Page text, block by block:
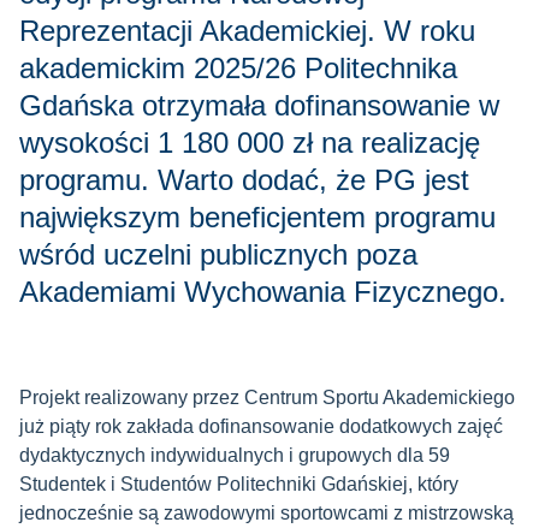
Reprezentacji Akademickiej. W roku
akademickim 2025/26 Politechnika
Gdańska otrzymała dofinansowanie w
wysokości 1 180 000 zł na realizację
programu. Warto dodać, że PG jest
największym beneficjentem programu
wśród uczelni publicznych poza
Akademiami Wychowania Fizycznego.
Projekt realizowany przez Centrum Sportu Akademickiego
już piąty rok zakłada dofinansowanie dodatkowych zajęć
dydaktycznych indywidualnych i grupowych dla 59
Studentek i Studentów Politechniki Gdańskiej, który
jednocześnie są zawodowymi sportowcami z mistrzowską